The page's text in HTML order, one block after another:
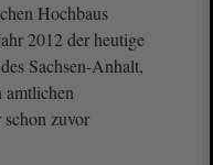
Hochbaus
2012 der heutige
Sachsen-Anhalt,
amtlichen
zuvor